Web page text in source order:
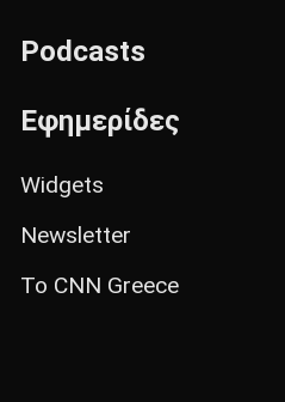
Podcasts
Εφημερίδες
Widgets
Newsletter
Το CNN Greece